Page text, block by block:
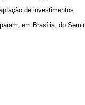
de investimentos
em Brasília, do